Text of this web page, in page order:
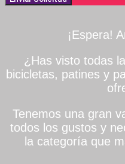
¡Espera!
¿Has visto todas
bicicletas, patines y
Tenemos una gran
todos los gustos y
la categoría que